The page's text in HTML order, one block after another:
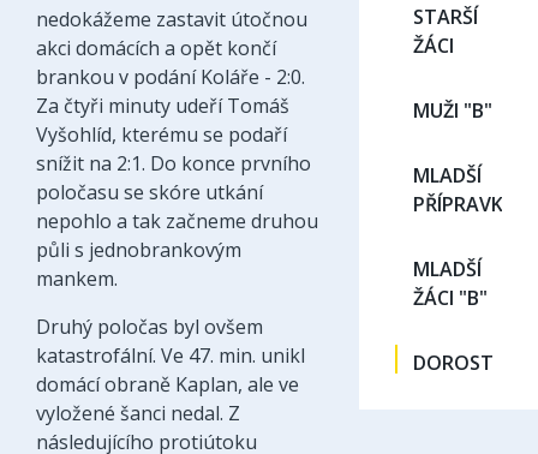
nedokážeme zastavit útočnou
akci domácích a opět končí
brankou v podání Koláře - 2:0.
Za čtyři minuty udeří Tomáš
Vyšohlíd, kterému se podaří
snížit na 2:1. Do konce prvního
poločasu se skóre utkání
nepohlo a tak začneme druhou
půli s jednobrankovým
mankem.
Druhý poločas byl ovšem
katastrofální. Ve 47. min. unikl
domácí obraně Kaplan, ale ve
vyložené šanci nedal. Z
následujícího protiútoku
STARŠÍ
ŽÁCI
MUŽI "B"
MLADŠÍ
PŘÍPRAVKA
MLADŠÍ
ŽÁCI "B"
DOROST